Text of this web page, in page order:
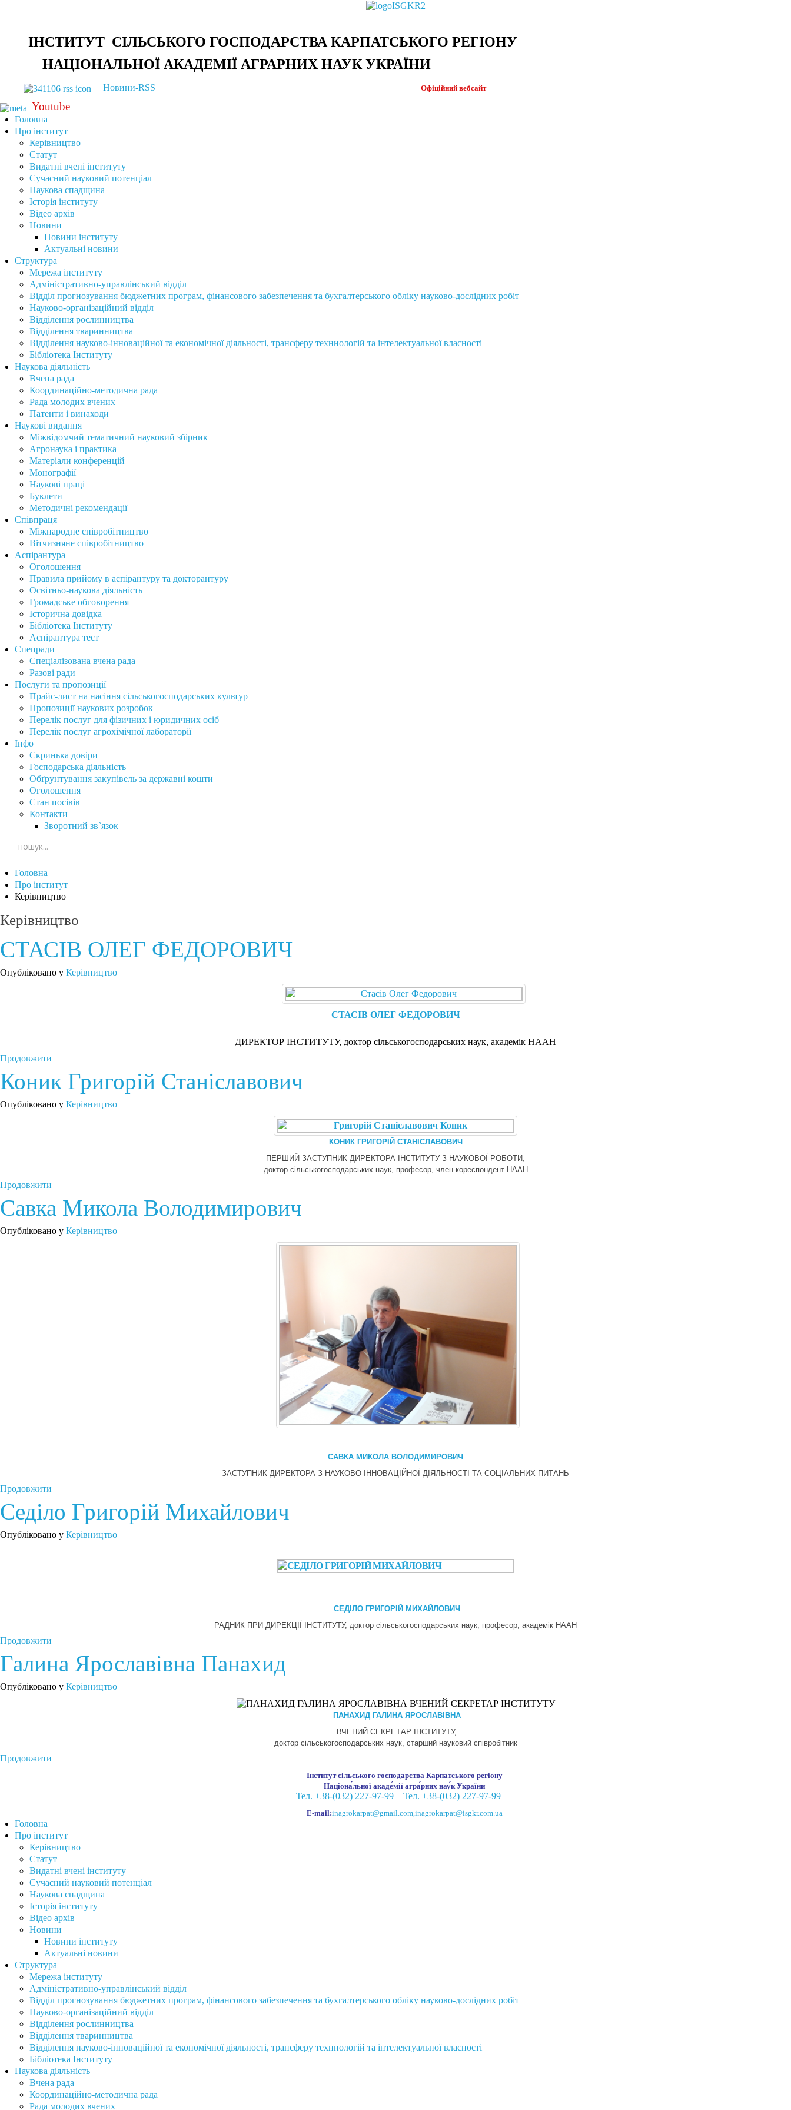
ІНСТИТУТ СІЛЬСЬКОГО ГОСПОДАРСТВА КАРПАТСЬКОГО РЕГІОНУ
НАЦІОНАЛЬНОЇ АКАДЕМІЇ АГРАРНИХ НАУК УКРАЇНИ
Новини-RSS Офіційний вебсайт
Youtube
Головна
Про інститут
Керівництво
Статут
Видатні вчені інституту
Сучасний науковий потенціал
Наукова спадщина
Історія інституту
Відео архів
Новини
Новини інституту
Актуальні новини
Структура
Мережа інституту
Адміністративно-управлінський відділ
Відділ прогнозування бюджетних програм, фінансового забезпечення та бухгалтерського обліку науково-дослідних робіт
Науково-організаційний відділ
Відділення рослинництва
Відділення тваринництва
Відділення науково-інноваційної та економічної діяльності, трансферу техннологій та інтелектуальної власності
Бібліотека Інституту
Наукова діяльність
Вчена рада
Координаційно-методична рада
Рада молодих вчених
Патенти і винаходи
Наукові видання
Міжвідомчий тематичний науковий збірник
Агронаука і практика
Матеріали конференцій
Монографії
Наукові праці
Буклети
Методичні рекомендації
Співпраця
Міжнародне співробітництво
Вітчизняне співробітництво
Аспірантура
Оголошення
Правила прийому в аспірантуру та докторантуру
Освітньо-наукова діяльність
Громадське обговорення
Історична довідка
Бібліотека Інституту
Аспірантура тест
Спецради
Спеціалізована вчена рада
Разові ради
Послуги та пропозиції
Прайс-лист на насіння сільськогосподарських культур
Пропозиції наукових розробок
Перелік послуг для фізичних і юридичних осіб
Перелік послуг агрохімічної лабораторії
Інфо
Скринька довіри
Господарська діяльність
Обґрунтування закупівель за державні кошти
Оголошення
Стан посівів
Контакти
Зворотний зв`язок
Головна
Про інститут
Керівництво
Керівництво
СТАСІВ ОЛЕГ ФЕДОРОВИЧ
Опубліковано у Керівництво
СТАСІВ ОЛЕГ ФЕДОРОВИЧ
ДИРЕКТОР ІНСТИТУТУ, доктор сільськогосподарських наук, академік НААН
Продовжити
Коник Григорій Станіславович
Опубліковано у Керівництво
КОНИК ГРИГОРІЙ СТАНІСЛАВОВИЧ
ПЕРШИЙ ЗАСТУПНИК ДИРЕКТОРА ІНСТИТУТУ З НАУКОВОЇ РОБОТИ,
доктор сільськогосподарських наук, професор, член-кореспондент НААН
Продовжити
Савка Микола Володимирович
Опубліковано у Керівництво
САВКА МИКОЛА ВОЛОДИМИРОВИЧ
ЗАСТУПНИК ДИРЕКТОРА З НАУКОВО-ІННОВАЦІЙНОЇ ДІЯЛЬНОСТІ ТА СОЦІАЛЬНИХ ПИТАНЬ
Продовжити
Седіло Григорій Михайлович
Опубліковано у Керівництво
СЕДІЛО ГРИГОРІЙ МИХАЙЛОВИЧ
РАДНИК ПРИ ДИРЕКЦІЇ ІНСТИТУТУ, доктор сільськогосподарських наук, професор, академік НААН
Продовжити
Галина Ярославівна Панахид
Опубліковано у Керівництво
ПАНАХИД ГАЛИНА ЯРОСЛАВІВНА
ВЧЕНИЙ СЕКРЕТАР ІНСТИТУТУ,
доктор сільськогосподарських наук, старший науковий співробітник
Продовжити
Інститут сільського господарства Карпатського регіону
Націона́льної акаде́мії агра́рних нау́к України
Тел. +38-(032) 227-97-99 Тел. +38-(032) 227-97-99
E-mail:inagrokarpat@gmail.com, inagrokarpat@isgkr.com.ua
Головна
Про інститут
Керівництво
Статут
Видатні вчені інституту
Сучасний науковий потенціал
Наукова спадщина
Історія інституту
Відео архів
Новини
Новини інституту
Актуальні новини
Структура
Мережа інституту
Адміністративно-управлінський відділ
Відділ прогнозування бюджетних програм, фінансового забезпечення та бухгалтерського обліку науково-дослідних робіт
Науково-організаційний відділ
Відділення рослинництва
Відділення тваринництва
Відділення науково-інноваційної та економічної діяльності, трансферу техннологій та інтелектуальної власності
Бібліотека Інституту
Наукова діяльність
Вчена рада
Координаційно-методична рада
Рада молодих вчених